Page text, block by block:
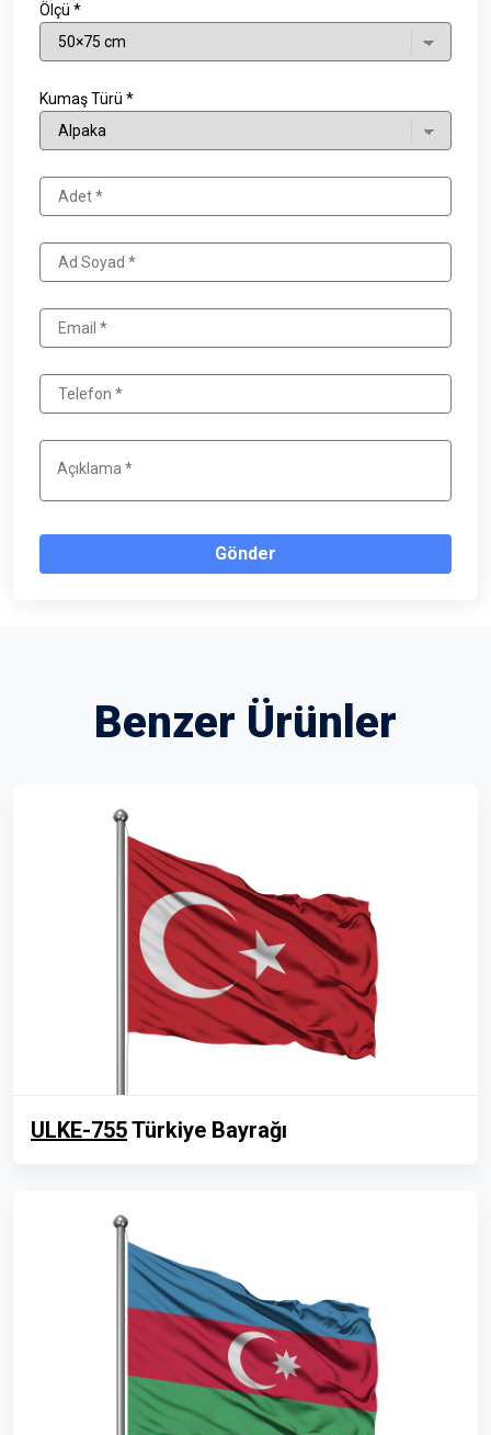
Ölçü *
Kumaş Türü *
Gönder
Benzer Ürünler
ULKE-755Türkiye Bayrağı